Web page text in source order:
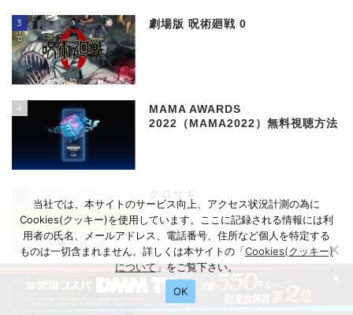
3 劇場版 呪術廻戦 0
4
MAMA AWARDS
2022（MAMA2022）無料視聴方法
哲仁王后
当社では、本サイトのサービス向上、アクセス状況計測の為に
Cookies(クッキー)を使用しています。ここに記録される情報には利
用者の氏名、メールアドレス、電話番号、住所など個人を特定する
ものは一切含まれません。詳しくは本サイトの「Cookies(クッキー)
について 」をご覧下さい。
OK